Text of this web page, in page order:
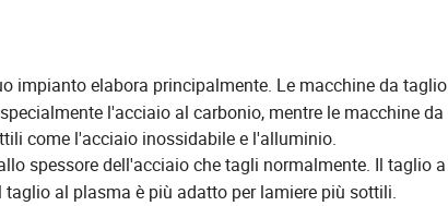
impianto elabora principalmente. Le macchine da taglio
l'acciaio al carbonio, mentre le macchine da
come l'acciaio inossidabile e l'alluminio.
spessore dell'acciaio che tagli normalmente. Il taglio a
al plasma è più adatto per lamiere più sottili.